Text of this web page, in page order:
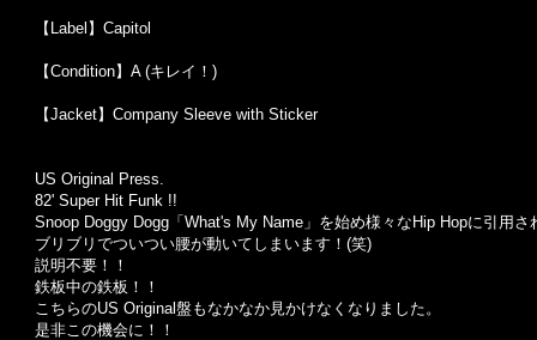
【Label】Capitol
【Condition】A (キレイ！)
【Jacket】Company Sleeve with Sticker
US Original Press.
82' Super Hit Funk !!
Snoop Doggy Dogg 「 What's My Name 」を始め様々な Hip Hopに引用さ
ブリブリでついつい腰が動いてしまいます！ (笑)
説明不要！！
鉄板中の鉄板！！
こちらのUS Original盤もなかなか見かけなくなりました。
是非この機会に！！